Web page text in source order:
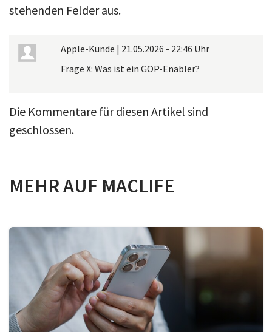
stehenden Felder aus.
Apple-Kunde | 21.05.2026 - 22:46 Uhr
Frage X: Was ist ein GOP-Enabler?
Die Kommentare für diesen Artikel sind
geschlossen.
MEHR AUF MACLIFE